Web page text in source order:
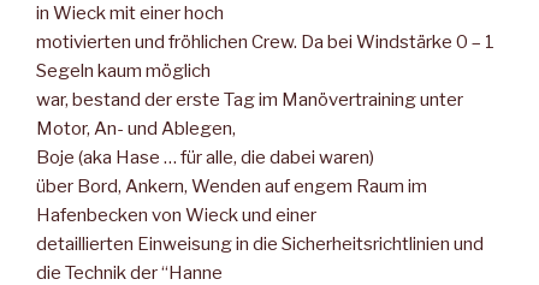
in Wieck mit einer hoch
motivierten und fröhlichen Crew. Da bei Windstärke 0 – 1
Segeln kaum möglich
war, bestand der erste Tag im Manövertraining unter
Motor, An- und Ablegen,
Boje (aka Hase … für alle, die dabei waren)
über Bord, Ankern, Wenden auf engem Raum im
Hafenbecken von Wieck und einer
detaillierten Einweisung in die Sicherheitsrichtlinien und
die Technik der “Hanne